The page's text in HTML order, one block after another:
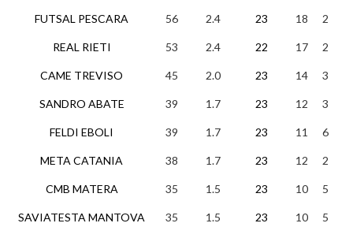
FUTSAL PESCARA
REAL RIETI
CAME TREVISO
SANDRO ABATE
FELDI EBOLI
META CATANIA
CMB MATERA
SAVIATESTA MANTOVA
56 2.4 23 18 2
53 2.4 22 17 2
45 2.0 23 14 3
39 1.7 23 12 3
39 1.7 23 11 6
38 1.7 23 12 2
35 1.5 23 10 5
35 1.5 23 10 5